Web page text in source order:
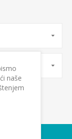
naše